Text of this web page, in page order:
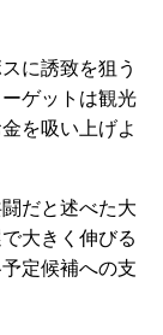
に誘致を狙う
ゲットは観光
を吸い上げよ
だと述べた大
大きく伸びる
定候補への支